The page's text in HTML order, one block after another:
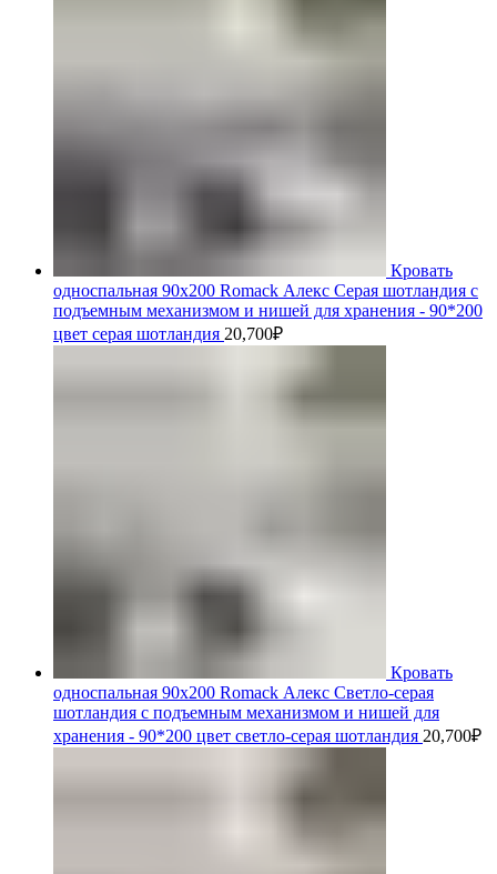
Кровать
односпальная 90х200 Romack Алекс Серая шотландия с
подъемным механизмом и нишей для хранения - 90*200
цвет серая шотландия 20,700₽
Кровать
односпальная 90х200 Romack Алекс Светло-серая
шотландия с подъемным механизмом и нишей для
хранения - 90*200 цвет светло-серая шотландия 20,700₽